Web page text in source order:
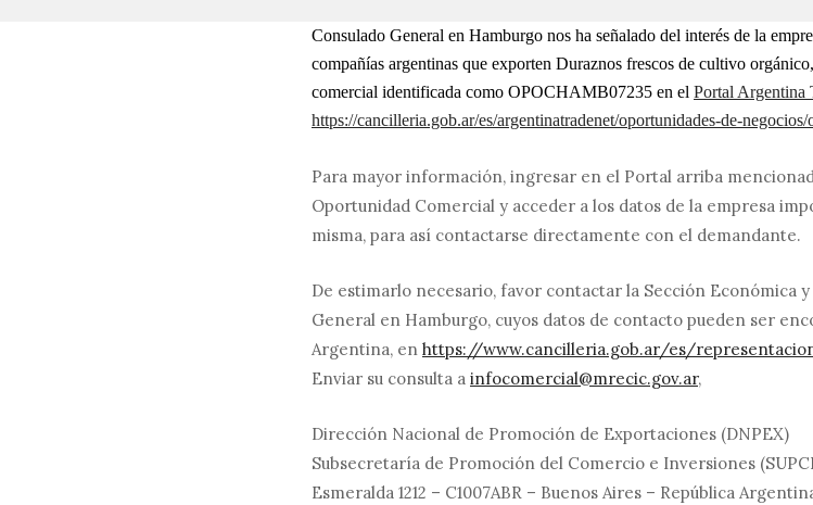
Consulado General en Hamburgo nos ha señalado del interés de la
compañías argentinas que exporten Duraznos frescos de cultivo
comercial identificada como OPOCHAMB07235 en el Portal Argentina
https://cancilleria.gob.ar/es/argentinatradenet/oportunidades-de-
Para mayor información, ingresar en el Portal arriba
Oportunidad Comercial y acceder a los datos de la empresa
misma, para así contactarse directamente con el demandante.
De estimarlo necesario, favor contactar la Sección Económica
General en Hamburgo, cuyos datos de contacto pueden ser
Argentina, en https://www.cancilleria.gob.ar/es/
Enviar su consulta a infocomercial@mrecic.gov.ar,
Dirección Nacional de Promoción de Exportaciones (DNPEX)
Subsecretaría de Promoción del Comercio e Inversiones
Esmeralda 1212 – C1007ABR – Buenos Aires – República